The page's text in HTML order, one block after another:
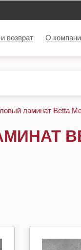
возврат О
ламинат Betta